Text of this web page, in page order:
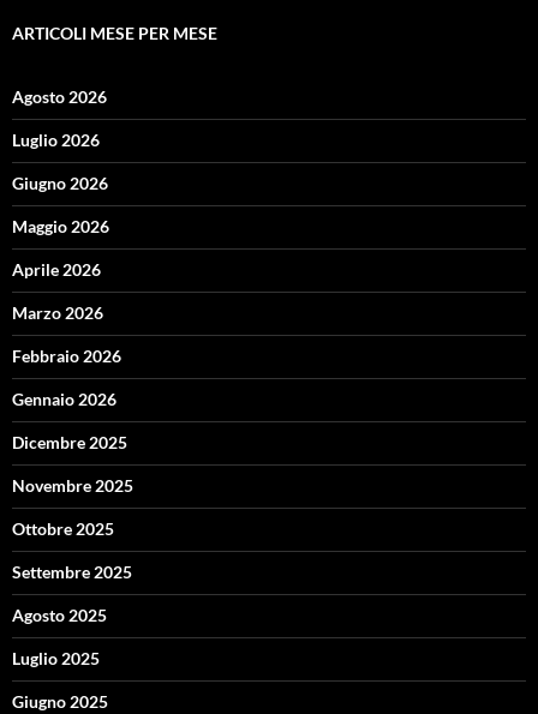
ARTICOLI MESE PER MESE
Agosto 2026
Luglio 2026
Giugno 2026
Maggio 2026
Aprile 2026
Marzo 2026
Febbraio 2026
Gennaio 2026
Dicembre 2025
Novembre 2025
Ottobre 2025
Settembre 2025
Agosto 2025
Luglio 2025
Giugno 2025